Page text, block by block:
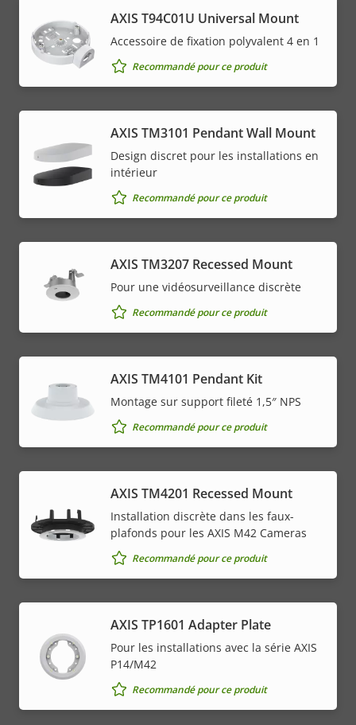
AXIS T94C01U Universal Mount
Accessoire de fixation polyvalent 4 en 1
Recommandé pour ce produit
AXIS TM3101 Pendant Wall Mount
Design discret pour les installations en
intérieur
Recommandé pour ce produit
AXIS TM3207 Recessed Mount
Pour une vidéosurveillance discrète
Recommandé pour ce produit
AXIS TM4101 Pendant Kit
Montage sur support fileté 1,5″ NPS
Recommandé pour ce produit
AXIS TM4201 Recessed Mount
Installation discrète dans les faux-
plafonds pour les AXIS M42 Cameras
Recommandé pour ce produit
AXIS TP1601 Adapter Plate
Pour les installations avec la série AXIS
P14/M42
Recommandé pour ce produit